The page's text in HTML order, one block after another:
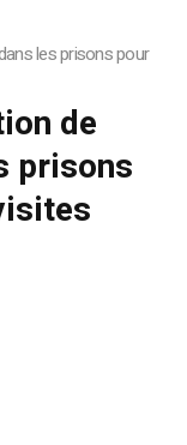
les prisons pour
de
prisons